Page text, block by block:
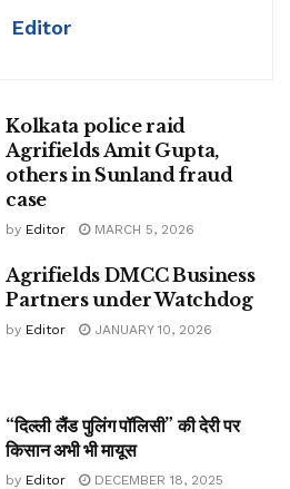
Editor
Kolkata police raid
Agrifields Amit Gupta,
others in Sunland fraud
case
by Editor MARCH 5, 2026
Agrifields DMCC Business
Partners under Watchdog
by Editor JANUARY 10, 2026
“दिल्ली लैंड पुलिंग पॉलिसी” की देरी पर
किसान अभी भी मायूस
by Editor DECEMBER 18, 2025